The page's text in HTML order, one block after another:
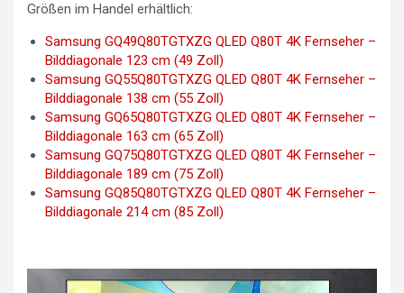
Größen im Handel erhältlich:
Samsung GQ49Q80TGTXZG QLED Q80T 4K Fernseher –
Bilddiagonale 123 cm (49 Zoll)
Samsung GQ55Q80TGTXZG QLED Q80T 4K Fernseher –
Bilddiagonale 138 cm (55 Zoll)
Samsung GQ65Q80TGTXZG QLED Q80T 4K Fernseher –
Bilddiagonale 163 cm (65 Zoll)
Samsung GQ75Q80TGTXZG QLED Q80T 4K Fernseher –
Bilddiagonale 189 cm (75 Zoll)
Samsung GQ85Q80TGTXZG QLED Q80T 4K Fernseher –
Bilddiagonale 214 cm (85 Zoll)